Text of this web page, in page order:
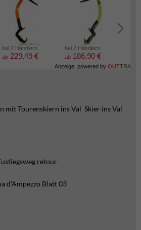
bei 2 Händlern
ab 229,49 €
bei 2 Händlern
ab 186,90 €
Anzeige, powered by OUTTRA
mit Tourenskiern ins Val Skier ins Val
retour
d'Ampezzo Blatt 03